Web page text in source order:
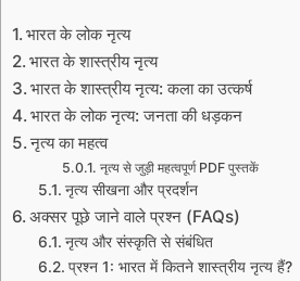
भारत के लोक नृत्य
भारत के शास्त्रीय नृत्य
भारत के शास्त्रीय नृत्य: कला का उत्कर्ष
भारत के लोक नृत्य: जनता की धड़कन
नृत्य का महत्व
नृत्य से जुड़ी महत्वपूर्ण PDF पुस्तकें
नृत्य सीखना और प्रदर्शन
अक्सर पूछे जाने वाले प्रश्न (FAQs)
नृत्य और संस्कृति से संबंधित
प्रश्न 1: भारत में कितने शास्त्रीय नृत्य हैं?